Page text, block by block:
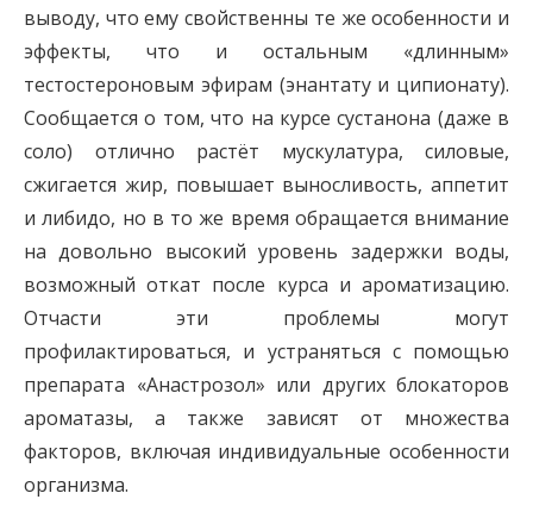
выводу, что ему свойственны те же особенности и
эффекты, что и остальным «длинным»
тестостероновым эфирам (энантату и ципионату).
Сообщается о том, что на курсе сустанона (даже в
соло) отлично растёт мускулатура, силовые,
сжигается жир, повышает выносливость, аппетит
и либидо, но в то же время обращается внимание
на довольно высокий уровень задержки воды,
возможный откат после курса и ароматизацию.
Отчасти эти проблемы могут
профилактироваться, и устраняться с помощью
препарата «Анастрозол» или других блокаторов
ароматазы, а также зависят от множества
факторов, включая индивидуальные особенности
организма.